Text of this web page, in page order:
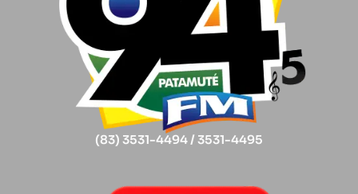
(83) 3531-4494 / 3531-4495